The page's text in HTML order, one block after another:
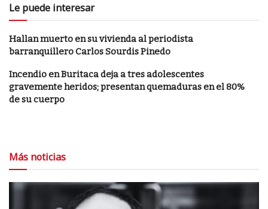
Le puede interesar
Hallan muerto en su vivienda al periodista
barranquillero Carlos Sourdis Pinedo
Incendio en Buritaca deja a tres adolescentes
gravemente heridos; presentan quemaduras en el 80%
de su cuerpo
Más noticias